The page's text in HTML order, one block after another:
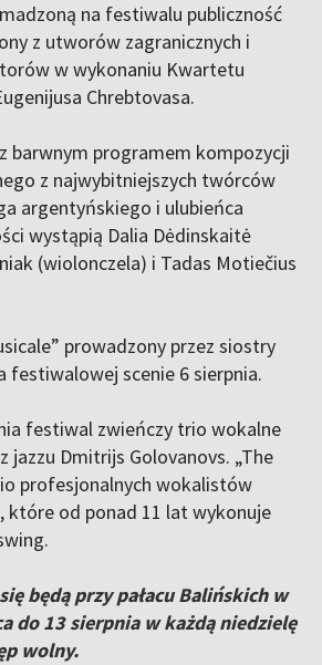
na festiwalu publiczność
z utworów zagranicznych i
w wykonaniu Kwartetu
Chrebtovasa.
barwnym programem kompozycji
z najwybitniejszych twórców
argentyńskiego i ulubieńca
wystąpią Dalia Dėdinskaitė
(wiolonczela) i Tadas Motiečius
prowadzony przez siostry
festiwalowej scenie 6 sierpnia.
festiwal zwieńczy trio wokalne
jazzu Dmitrijs Golovanovs. „The
profesjonalnych wokalistów
które od ponad 11 lat wykonuje
będą przy pałacu Balińskich w
do 13 sierpnia w każdą niedzielę
wolny.